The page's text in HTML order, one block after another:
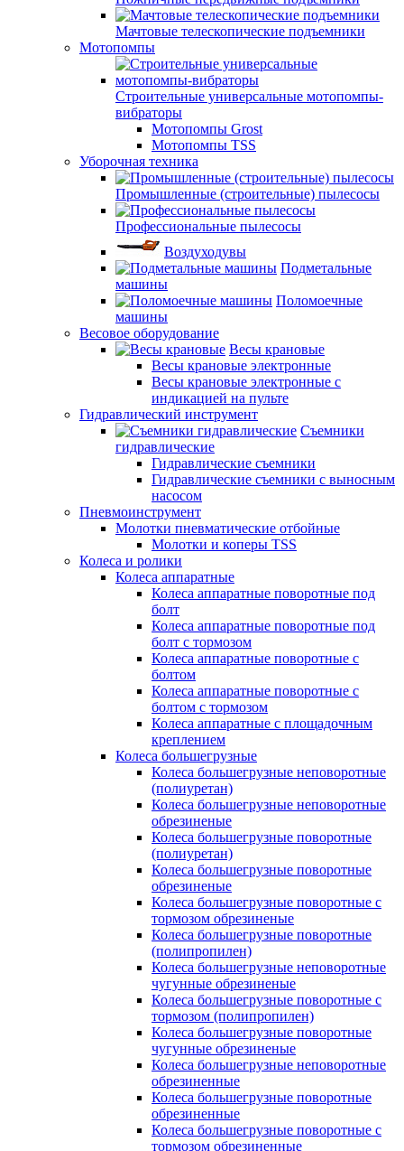
Мачтовые телескопические подъемники
Мотопомпы
Строительные универсальные мотопомпы-
вибраторы
Мотопомпы Grost
Мотопомпы TSS
Уборочная техника
Промышленные (строительные) пылесосы
Профессиональные пылесосы
Воздуходувы
Подметальные
машины
Поломоечные
машины
Весовое оборудование
Весы крановые
Весы крановые электронные
Весы крановые электронные с
индикацией на пульте
Гидравлический инструмент
Съемники
гидравлические
Гидравлические съемники
Гидравлические cъемники с выносным
насосом
Пневмоинструмент
Молотки пневматические отбойные
Молотки и коперы TSS
Колеса и ролики
Колеса аппаратные
Колеса аппаратные поворотные под
болт
Колеса аппаратные поворотные под
болт с тормозом
Колеса аппаратные поворотные с
болтом
Колеса аппаратные поворотные с
болтом с тормозом
Колеса аппаратные с площадочным
креплением
Колеса большегрузные
Колеса большегрузные неповоротные
(полиуретан)
Колеса большегрузные неповоротные
обрезиненые
Колеса большегрузные поворотные
(полиуретан)
Колеса большегрузные поворотные
обрезиненые
Колеса большегрузные поворотные с
тормозом обрезиненые
Колеса большегрузные поворотные
(полипропилен)
Колеса большегрузные неповоротные
чугунные обрезиненые
Колеса большегрузные поворотные с
тормозом (полипропилен)
Колеса большегрузные поворотные
чугунные обрезиненые
Колеса большегрузные неповоротные
обрезиненные
Колеса большегрузные поворотные
обрезиненные
Колеса большегрузные поворотные с
тормозом обрезиненные